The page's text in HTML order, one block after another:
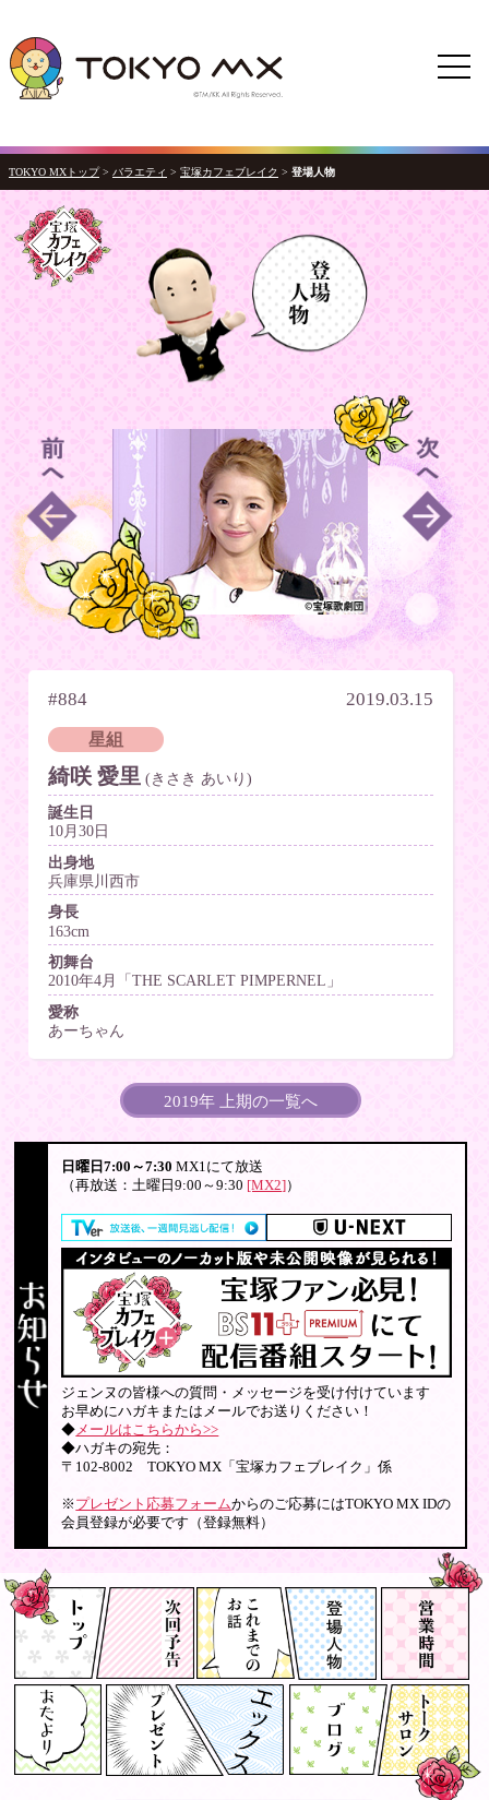
TOKYO MXトップ > バラエティ > 宝塚カフェブレイク > 登場人物
#884 2019.03.15
星組
綺咲 愛里 (きさき あいり)
誕生日
10月30日
出身地
兵庫県川西市
身長
163cm
初舞台
2010年4月「THE SCARLET PIMPERNEL」
愛称
あーちゃん
2019年 上期の一覧へ
日曜日7:00～7:30 MX1にて放送
（再放送：土曜日9:00～9:30 [MX2]）
ジェンヌの皆様への質問・メッセージを受け付けています
お早めにハガキまたはメールでお送りください！
◆メールはこちらから>>
◆ハガキの宛先：
〒102-8002 TOKYO MX「宝塚カフェブレイク」係
※ プレゼント応募フォームからのご応募にはTOKYO MX IDの
会員登録が必要です（登録無料）